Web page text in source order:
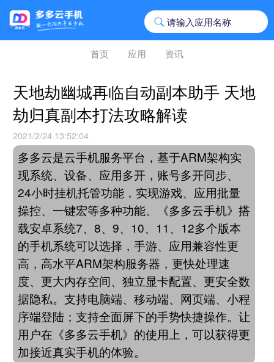
首页 应用 资讯
天地劫幽城再临自动副本助手 天地
劫归真副本打法攻略解读
2021/2/24 13:52:04
多多云是云手机服务平台，基于ARM架构实
现系统、设备、应用多开，账号多开同步、
24小时挂机托管功能，实现游戏、应用批量
操控、一键宏等多种功能。《多多云手机》搭
载安卓系统7、8、9、10、11、12多个版本
的手机系统可以选择，手游、应用兼容性更
高，高水平ARM架构服务器，更快处理速
度、更大内存空间、独立显卡配置、更安全数
据隐私。支持电脑端、移动端、网页端、小程
序端登陆；支持全面屏下的手势快捷操作。让
用户在《多多云手机》的使用上，可以获得更
加接近真实手机的体验。